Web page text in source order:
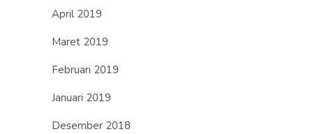
April 2019
Maret 2019
Februari 2019
Januari 2019
Desember 2018